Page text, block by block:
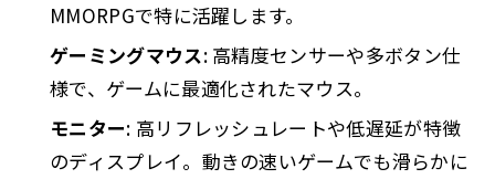
MMORPGで特に活躍します。
ゲーミングマウス: 高精度センサーや多ボタン仕
様で、ゲームに最適化されたマウス。
モニター: 高リフレッシュレートや低遅延が特徴
のディスプレイ。動きの速いゲームでも滑らかに